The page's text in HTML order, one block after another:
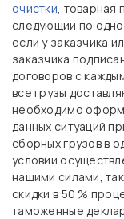
очистки, товарная
следующий по
если у заказчика
заказчика
договоров с
все грузы
необходимо
данных ситуаций
сборных грузов в
условии
нашими силами,
скидки в 50 %
таможенные